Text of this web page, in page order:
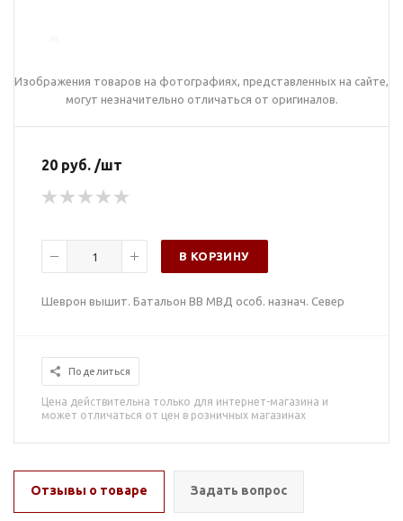
Изображения товаров на фотографиях, представленных на сайте,
могут незначительно отличаться от оригиналов.
20 руб. /шт
В КОРЗИНУ
Шеврон вышит. Батальон ВВ МВД особ. назнач. Север
Поделиться
Цена действительна только для интернет-магазина и
может отличаться от цен в розничных магазинах
Отзывы о товаре Задать вопрос